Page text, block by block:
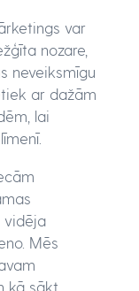
var
nozare,
neveiksmīgu
ar dažām
lai
vidēja
Mēs
kā sākt.